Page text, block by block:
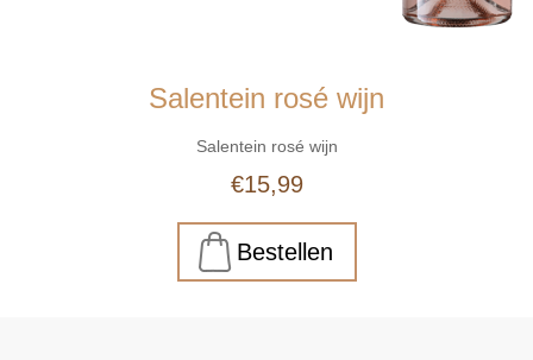
Salentein rosé wijn
Salentein rosé wijn
€15,99